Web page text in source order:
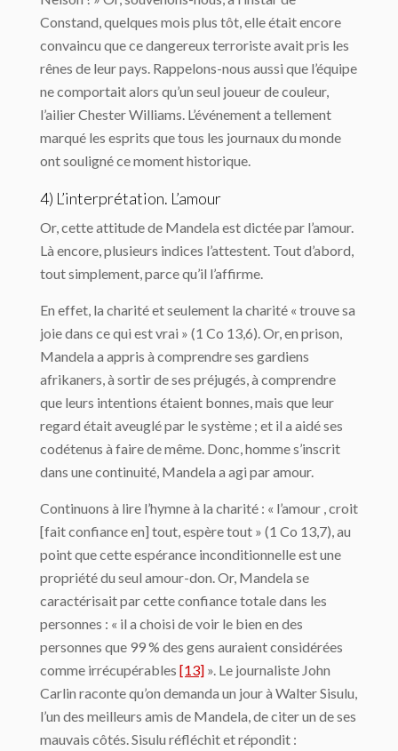
Constand, quelques mois plus tôt, elle était encore
convaincu que ce dangereux terroriste avait pris les
rênes de leur pays. Rappelons-nous aussi que l’équipe
ne comportait alors qu’un seul joueur de couleur,
l’ailier Chester Williams. L’événement a tellement
marqué les esprits que tous les journaux du monde
ont souligné ce moment historique.
4) L’interprétation. L’amour
Or, cette attitude de Mandela est dictée par l’amour.
Là encore, plusieurs indices l’attestent. Tout d’abord,
tout simplement, parce qu’il l’affirme.
En effet, la charité et seulement la charité « trouve sa
joie dans ce qui est vrai » (1 Co 13,6). Or, en prison,
Mandela a appris à comprendre ses gardiens
afrikaners, à sortir de ses préjugés, à comprendre
que leurs intentions étaient bonnes, mais que leur
regard était aveuglé par le système ; et il a aidé ses
codétenus à faire de même. Donc, homme s’inscrit
dans une continuité, Mandela a agi par amour.
Continuons à lire l’hymne à la charité : « l’amour , croit
[fait confiance en] tout, espère tout » (1 Co 13,7), au
point que cette espérance inconditionnelle est une
propriété du seul amour-don. Or, Mandela se
caractérisait par cette confiance totale dans les
personnes : « il a choisi de voir le bien en des
personnes que 99 % des gens auraient considérées
comme irrécupérables [13] ». Le journaliste John
Carlin raconte qu’on demanda un jour à Walter Sisulu,
l’un des meilleurs amis de Mandela, de citer un de ses
mauvais côtés. Sisulu réfléchit et répondit :